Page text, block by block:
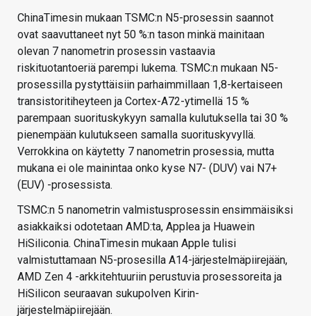
ChinaTimesin mukaan TSMC:n N5-prosessin saannot
ovat saavuttaneet nyt 50 %:n tason minkä mainitaan
olevan 7 nanometrin prosessin vastaavia
riskituotantoeriä parempi lukema. TSMC:n mukaan N5-
prosessilla pystyttäisiin parhaimmillaan 1,8-kertaiseen
transistoritiheyteen ja Cortex-A72-ytimellä 15 %
parempaan suorituskykyyn samalla kulutuksella tai 30 %
pienempään kulutukseen samalla suorituskyvyllä.
Verrokkina on käytetty 7 nanometrin prosessia, mutta
mukana ei ole mainintaa onko kyse N7- (DUV) vai N7+
(EUV) -prosessista.
TSMC:n 5 nanometrin valmistusprosessin ensimmäisiksi
asiakkaiksi odotetaan AMD:ta, Applea ja Huawein
HiSiliconia. ChinaTimesin mukaan Apple tulisi
valmistuttamaan N5-prosesilla A14-järjestelmäpiirejään,
AMD Zen 4 -arkkitehtuuriin perustuvia prosessoreita ja
HiSilicon seuraavan sukupolven Kirin-
järjestelmäpiirejään.